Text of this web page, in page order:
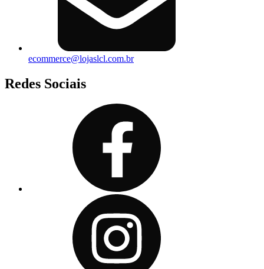
ecommerce@lojaslcl.com.br
Redes Sociais